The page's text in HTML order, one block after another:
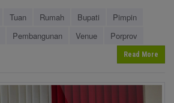
Tuan Rumah Bupati
Pimpin
Pembangunan Venue Porprov
Read More